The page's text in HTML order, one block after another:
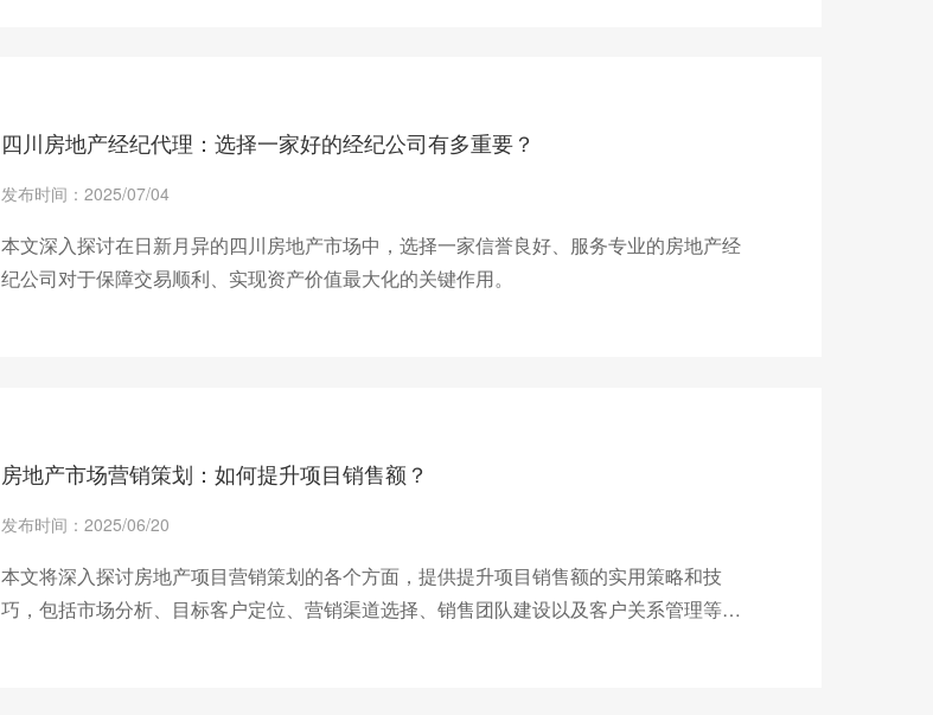
四川房地产经纪代理：选择一家好的经纪公司有多重要？
发布时间：2025/07/04
本文深入探讨在日新月异的四川房地产市场中，选择一家信誉良好、服务专业的房地产经
纪公司对于保障交易顺利、实现资产价值最大化的关键作用。
房地产市场营销策划：如何提升项目销售额？
发布时间：2025/06/20
本文将深入探讨房地产项目营销策划的各个方面，提供提升项目销售额的实用策略和技
巧，包括市场分析、目标客户定位、营销渠道选择、销售团队建设以及客户关系管理等，